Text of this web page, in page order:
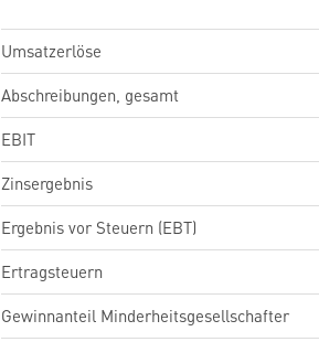
Umsatzerlöse
Abschreibungen, gesamt
EBIT
Zinsergebnis
Ergebnis vor Steuern (EBT)
Ertragsteuern
Gewinnanteil Minderheitsgesellschafter